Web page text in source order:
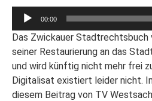
Audio-
00:00
Das Zwickauer Stadtrechtsbuch
seiner Restaurierung an das
und wird künftig nicht mehr frei
Digitalisat existiert leider nicht.
diesem Beitrag von TV